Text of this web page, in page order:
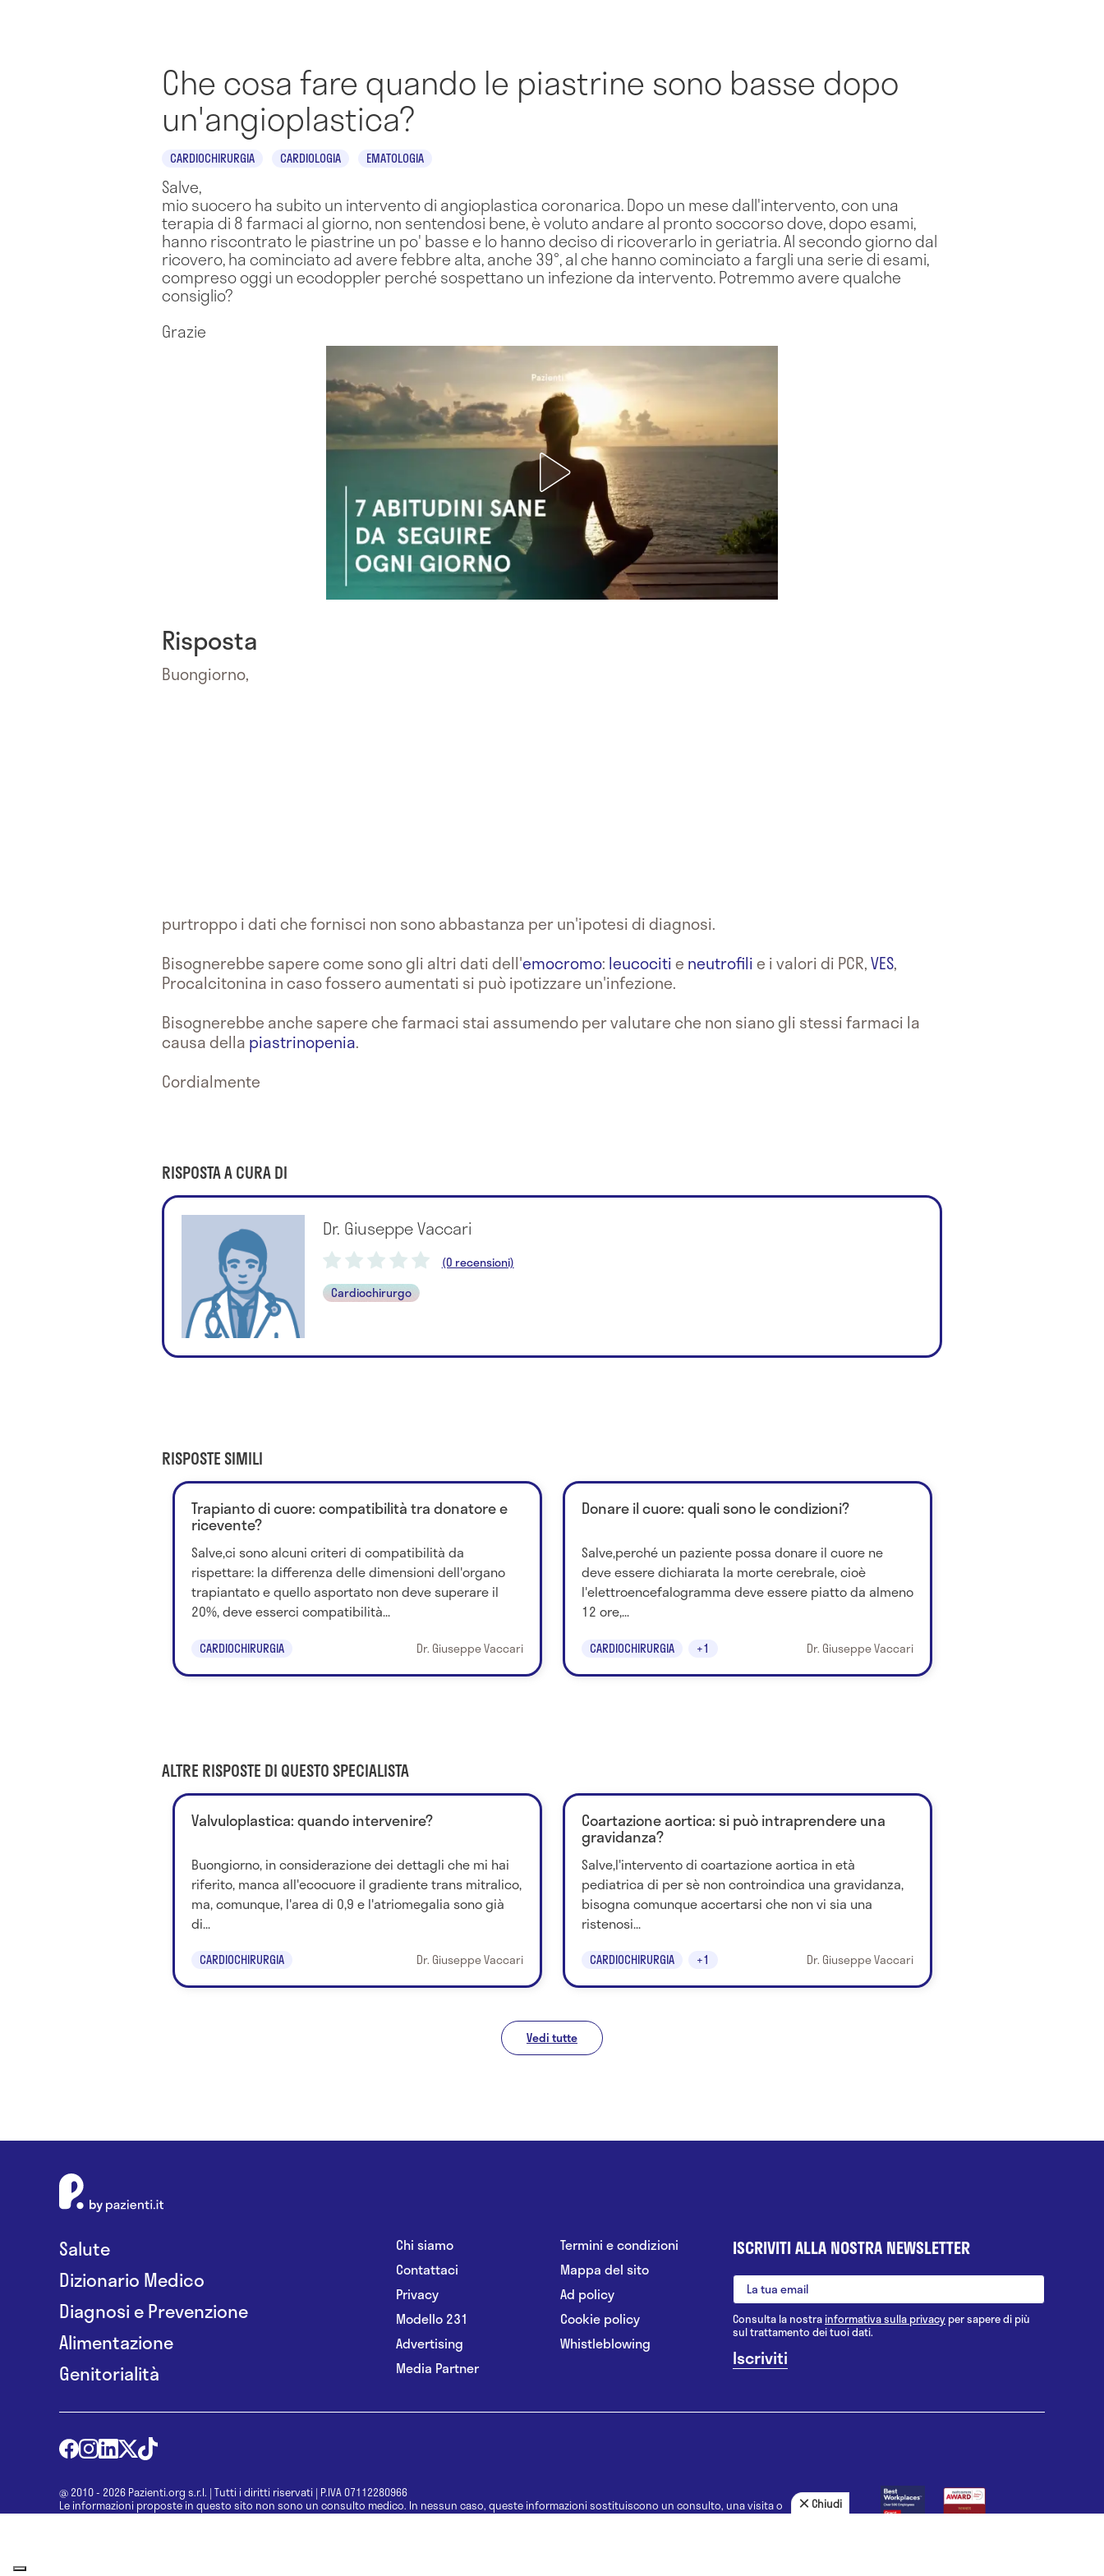
Che cosa fare quando le piastrine sono basse dopo
un'angioplastica?
CARDIOCHIRURGIA CARDIOLOGIA EMATOLOGIA
Salve,
mio suocero ha subito un intervento di angioplastica coronarica. Dopo un mese dall'intervento, con una
terapia di 8 farmaci al giorno, non sentendosi bene, è voluto andare al pronto soccorso dove, dopo esami,
hanno riscontrato le piastrine un po' basse e lo hanno deciso di ricoverarlo in geriatria. Al secondo giorno dal
ricovero, ha cominciato ad avere febbre alta, anche 39°, al che hanno cominciato a fargli una serie di esami,
compreso oggi un ecodoppler perché sospettano un infezione da intervento. Potremmo avere qualche
consiglio?
Grazie
Risposta
Buongiorno,
purtroppo i dati che fornisci non sono abbastanza per un'ipotesi di diagnosi.
Bisognerebbe sapere come sono gli altri dati dell'emocromo: leucocitie neutrofilie i valori di PCR,VES,
Procalcitonina in caso fossero aumentati si può ipotizzare un'infezione.
Bisognerebbe anche sapere che farmaci stai assumendo per valutare che non siano gli stessi farmaci la
causa della piastrinopenia.
Cordialmente
RISPOSTA A CURA DI
Dr. Giuseppe Vaccari
(0 recensioni)
Cardiochirurgo
RISPOSTE SIMILI
Trapianto di cuore: compatibilità tra donatore e
ricevente?
Salve,ci sono alcuni criteri di compatibilità da
rispettare: la differenza delle dimensioni dell'organo
trapiantato e quello asportato non deve superare il
20%, deve esserci compatibilità...
CARDIOCHIRURGIA Dr. Giuseppe Vaccari
Donare il cuore: quali sono le condizioni?
Salve,perché un paziente possa donare il cuore ne
deve essere dichiarata la morte cerebrale, cioè
l'elettroencefalogramma deve essere piatto da almeno
12 ore,...
CARDIOCHIRURGIA +1 Dr. Giuseppe Vaccari
ALTRE RISPOSTE DI QUESTO SPECIALISTA
Valvuloplastica: quando intervenire?
Buongiorno, in considerazione dei dettagli che mi hai
riferito, manca all'ecocuore il gradiente trans mitralico,
ma, comunque, l'area di 0,9 e l'atriomegalia sono già
di...
CARDIOCHIRURGIA Dr. Giuseppe Vaccari
Coartazione aortica: si può intraprendere una
gravidanza?
Salve,l'intervento di coartazione aortica in età
pediatrica di per sè non controindica una gravidanza,
bisogna comunque accertarsi che non vi sia una
ristenosi...
CARDIOCHIRURGIA +1 Dr. Giuseppe Vaccari
Vedi tutte
Salute
Dizionario Medico
Diagnosi e Prevenzione
Alimentazione
Genitorialità
Chi siamo
Contattaci
Privacy
Modello 231
Advertising
Media Partner
Termini e condizioni
Mappa del sito
Ad policy
Cookie policy
Whistleblowing
ISCRIVITI ALLA NOSTRA NEWSLETTER
Consulta la nostrainformativa sulla privacy per sapere di più
sul trattamento dei tuoi dati.
@ 2010 - 2026 Pazienti.org s.r.l. | Tutti i diritti riservati | P.IVA 07112280966
Le informazioni proposte in questo sito non sono un consulto medico. In nessun caso, queste informazioni sostituiscono un consulto, una visita o
una diagnosi formulata dal medico. Non si devono considerare le informazioni disponibili come suggerimenti per la formulazione di una diagnosi, la
Chiudi